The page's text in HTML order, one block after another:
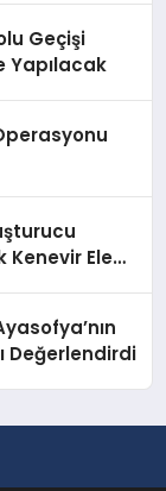
Geçişi
Yapılacak
Kenevir Ele
Değerlendirdi